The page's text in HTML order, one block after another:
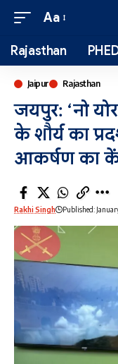
Aa
Rajasthan
Jaipur Rajasthan
जयपुर: ‘नो
के शौर्य का
आकर्षण का
Rakhi Singh Published: